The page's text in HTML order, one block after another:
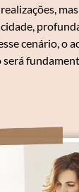
cenário, o
será